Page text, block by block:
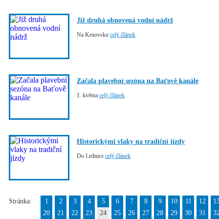
Již druhá obnovená vodní nádrž
Na Krnovsku celý článek
Začala plavební sezóna na Baťově kanále
1. května celý článek
Historickými vlaky na tradiční jízdy
Do Lednice celý článek
Stránka: 1 2 3 4 5 6 7 8 9 10 11 12
20
21 22 23 24 25 26 27 28 29 30 31